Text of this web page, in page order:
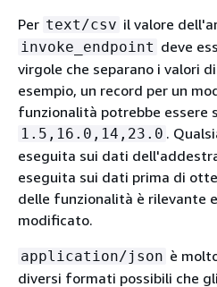
Per text/csv il valore
invoke_endpoint deve
virgole che separano i valori
esempio, un record per un
funzionalità potrebbe essere
1.5,16.0,14,23.0 .
eseguita sui dati
eseguita sui dati prima di
delle funzionalità è rilevante
modificato.
application/json è
diversi formati possibili che